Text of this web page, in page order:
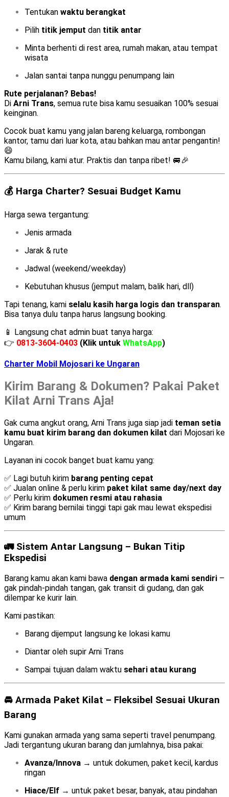
Tentukan waktu berangkat
Pilih titik jemput dan titik antar
Minta berhenti di rest area, rumah makan, atau tempat
wisata
Jalan santai tanpa nunggu penumpang lain
Rute perjalanan? Bebas!
Di Arni Trans, semua rute bisa kamu sesuaikan 100% sesuai
keinginan.
Cocok buat kamu yang jalan bareng keluarga, rombongan
kantor, tamu dari luar kota, atau bahkan mau antar pengantin!
😄
Kamu bilang, kami atur. Praktis dan tanpa ribet! 🚐🎉
💰 Harga Charter? Sesuai Budget Kamu
Harga sewa tergantung:
Jenis armada
Jarak & rute
Jadwal (weekend/weekday)
Kebutuhan khusus (jemput malam, balik hari, dll)
Tapi tenang, kami selalu kasih harga logis dan transparan.
Bisa tanya dulu tanpa harus langsung booking.
📱 Langsung chat admin buat tanya harga:
👉 0813-3604-0403 (Klik untuk WhatsApp)
Charter Mobil Mojosari ke Ungaran
Kirim Barang & Dokumen? Pakai Paket
Kilat Arni Trans Aja!
Gak cuma angkut orang, Arni Trans juga siap jadi teman setia
kamu buat kirim barang dan dokumen kilat dari Mojosari ke
Ungaran.
Layanan ini cocok banget buat kamu yang:
✅ Lagi butuh kirim barang penting cepat
✅ Jualan online & perlu kirim paket kilat same day/next day
✅ Perlu kirim dokumen resmi atau rahasia
✅ Kirim barang bernilai tinggi tapi gak mau lewat ekspedisi
umum
🚛 Sistem Antar Langsung – Bukan Titip
Ekspedisi
Barang kamu akan kami bawa dengan armada kami sendiri –
gak pindah-pindah tangan, gak transit di gudang, dan gak
dilempar ke kurir lain.
Kami pastikan:
Barang dijemput langsung ke lokasi kamu
Diantar oleh supir Arni Trans
Sampai tujuan dalam waktu sehari atau kurang
🚘 Armada Paket Kilat – Fleksibel Sesuai Ukuran
Barang
Kami gunakan armada yang sama seperti travel penumpang.
Jadi tergantung ukuran barang dan jumlahnya, bisa pakai:
Avanza/Innova → untuk dokumen, paket kecil, kardus
ringan
Hiace/Elf → untuk paket besar, banyak, atau pindahan